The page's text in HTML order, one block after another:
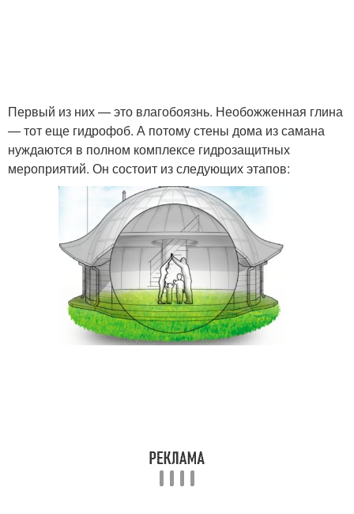
Первый из них — это влагобоязнь. Необожженная глина
— тот еще гидрофоб. А потому стены дома из самана
нуждаются в полном комплексе гидрозащитных
мероприятий. Он состоит из следующих этапов: